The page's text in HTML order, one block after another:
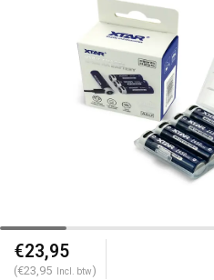
€23,95
(€23,95 Incl. btw)